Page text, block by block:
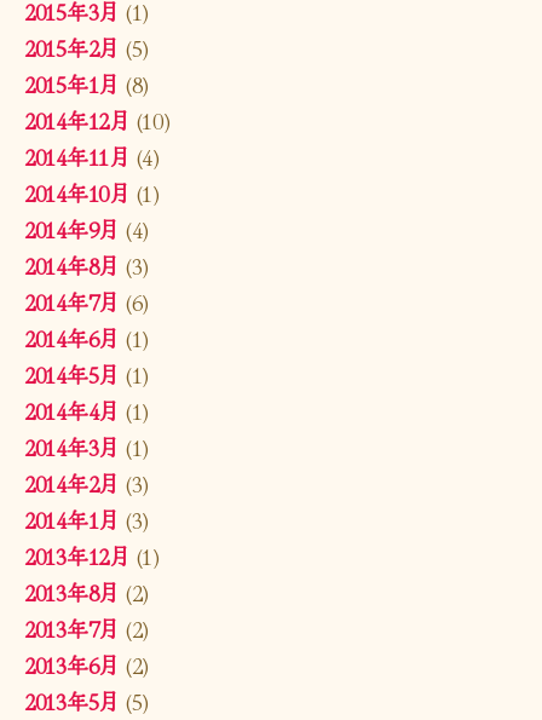
2015年3月 (1)
2015年2月 (5)
2015年1月 (8)
2014年12月 (10)
2014年11月 (4)
2014年10月 (1)
2014年9月 (4)
2014年8月 (3)
2014年7月 (6)
2014年6月 (1)
2014年5月 (1)
2014年4月 (1)
2014年3月 (1)
2014年2月 (3)
2014年1月 (3)
2013年12月 (1)
2013年8月 (2)
2013年7月 (2)
2013年6月 (2)
2013年5月 (5)